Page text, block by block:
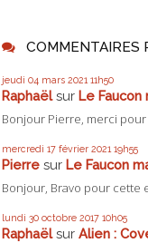
COMMENTAIRES
jeudi 04 mars 2021 11h50
Raphaëlsur Le Faucon
Bonjour Pierre, merci pour
mercredi 17 février 2021 19h55
Pierre sur Le Faucon
Bonjour, Bravo pour cette
lundi 30 octobre 2017 10h05
Raphaëlsur Alien :